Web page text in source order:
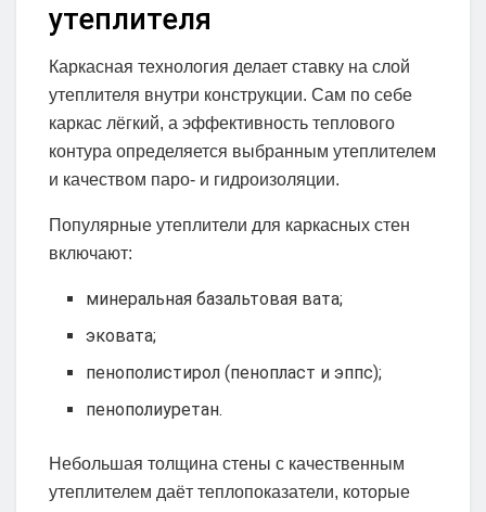
утеплителя
Каркасная технология делает ставку на слой
утеплителя внутри конструкции. Сам по себе
каркас лёгкий, а эффективность теплового
контура определяется выбранным утеплителем
и качеством паро- и гидроизоляции.
Популярные утеплители для каркасных стен
включают:
минеральная базальтовая вата;
эковата;
пенополистирол (пенопласт и эппс);
пенополиуретан.
Небольшая толщина стены с качественным
утеплителем даёт теплопоказатели, которые